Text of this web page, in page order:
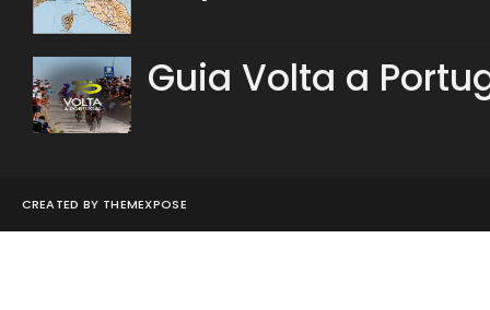
Guia Volta a
CREATED BY THEMEXPOSE